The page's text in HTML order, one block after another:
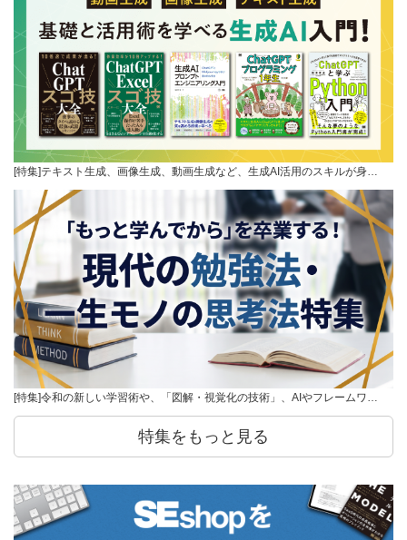
[特集]テキスト生成、画像生成、動画生成など、生成AI活用のスキルが身…
[特集]令和の新しい学習術や、「図解・視覚化の技術」、AIやフレームワ…
特集をもっと見る